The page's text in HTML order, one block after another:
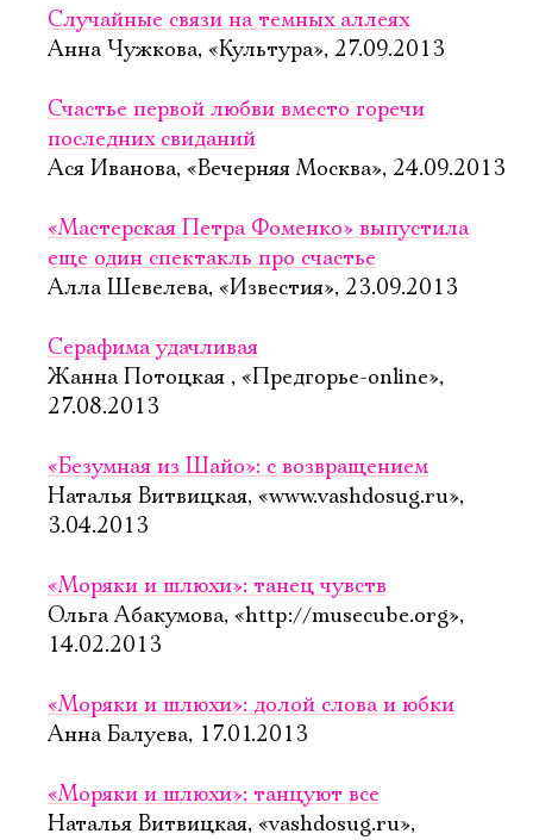
Случайные связи на темных аллеях
Анна Чужкова, «Культура», 27.09.2013
Счастье первой любви вместо горечи
последних свиданий
Ася Иванова, «Вечерняя Москва», 24.09.2013
«Мастерская Петра Фоменко» выпустила
еще один спектакль про счастье
Алла Шевелева, «Известия», 23.09.2013
Серафима удачливая
Жанна Потоцкая , «Предгорье-online»,
27.08.2013
«Безумная из Шайо»: с возвращением
Наталья Витвицкая, «www.vashdosug.ru»,
3.04.2013
«Моряки и шлюхи»: танец чувств
Ольга Абакумова, «http://musecube.org»,
14.02.2013
«Моряки и шлюхи»: долой слова и юбки
Анна Балуева, 17.01.2013
«Моряки и шлюхи»: танцуют все
Наталья Витвицкая, «vashdosug.ru»,